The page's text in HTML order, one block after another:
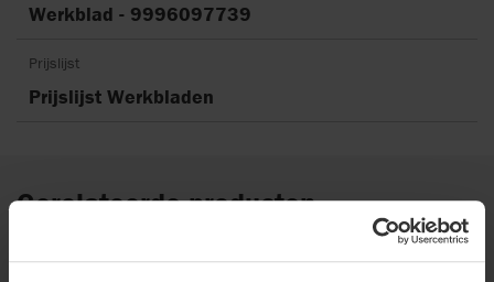
Werkblad - 9996097739
Prijslijst
Prijslijst Werkbladen
Gerelateerde producten